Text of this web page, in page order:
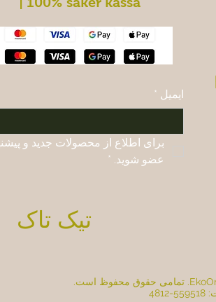
ایمیل *
عضو شوید. *
تیک تاک